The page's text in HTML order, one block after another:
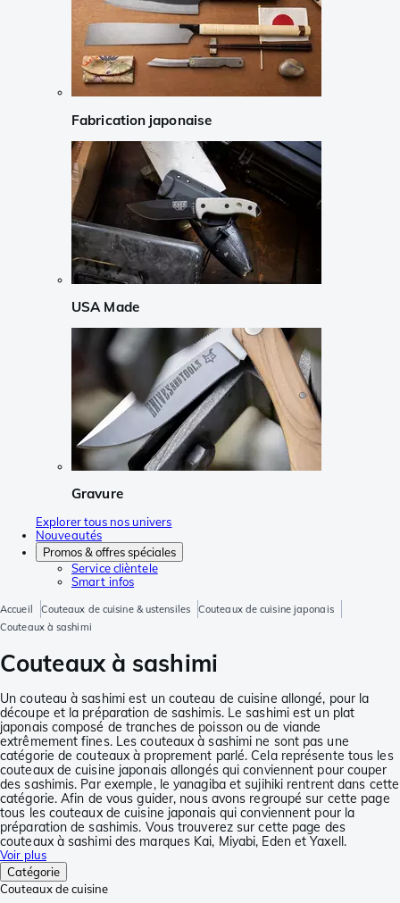
Fabrication japonaise
USA Made
Gravure
Explorer tous nos univers
Nouveautés
Promos & offres spéciales
Service clièntele
Smart infos
Accueil Couteaux de cuisine & ustensiles
Couteaux de cuisine japonais
Couteaux à sashimi
Couteaux à sashimi
Un couteau à sashimi est un couteau de cuisine allongé, pour la
découpe et la préparation de sashimis. Le sashimi est un plat
japonais composé de tranches de poisson ou de viande
extrêmement fines. Les couteaux à sashimi ne sont pas une
catégorie de couteaux à proprement parlé. Cela représente tous les
couteaux de cuisine japonais allongés qui conviennent pour couper
des sashimis. Par exemple, le yanagiba et sujihiki rentrent dans cette
catégorie. Afin de vous guider, nous avons regroupé sur cette page
tous les couteaux de cuisine japonais qui conviennent pour la
préparation de sashimis. Vous trouverez sur cette page des
couteaux à sashimi des marques Kai, Miyabi, Eden et Yaxell.
Voir plus
Catégorie
Couteaux de cuisine